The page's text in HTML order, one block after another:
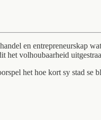
en entrepreneurskap
het volhoubaarheid
het hoe kort sy stad se